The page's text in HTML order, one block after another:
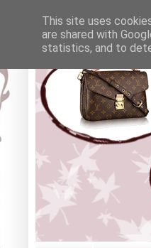
This site uses
are shared with
statistics, and to